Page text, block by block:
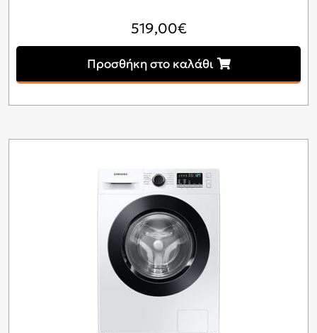
519,00€
Προσθήκη στο καλάθι